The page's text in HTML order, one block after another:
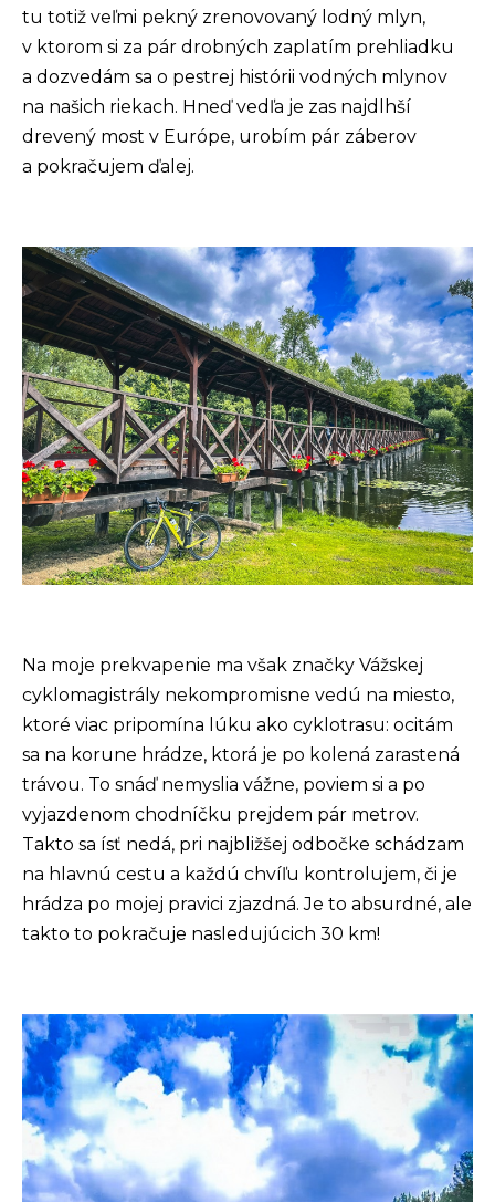
tu totiž veľmi pekný zrenovovaný lodný mlyn,
v ktorom si za pár drobných zaplatím prehliadku
a dozvedám sa o pestrej histórii vodných mlynov
na našich riekach. Hneď vedľa je zas najdlhší
drevený most v Európe, urobím pár záberov
a pokračujem ďalej.
Na moje prekvapenie ma však značky Vážskej
cyklomagistrály nekompromisne vedú na miesto,
ktoré viac pripomína lúku ako cyklotrasu: ocitám
sa na korune hrádze, ktorá je po kolená zarastená
trávou. To snáď nemyslia vážne, poviem si a po
vyjazdenom chodníčku prejdem pár metrov.
Takto sa ísť nedá, pri najbližšej odbočke schádzam
na hlavnú cestu a každú chvíľu kontrolujem, či je
hrádza po mojej pravici zjazdná. Je to absurdné, ale
takto to pokračuje nasledujúcich 30 km!